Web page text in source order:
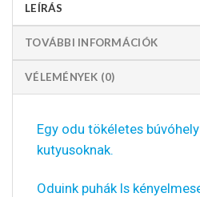
LEÍRÁS
TOVÁBBI INFORMÁCIÓK
VÉLEMÉNYEK (0)
Egy odu tökéletes
kutyusoknak.
Oduink puhák ls